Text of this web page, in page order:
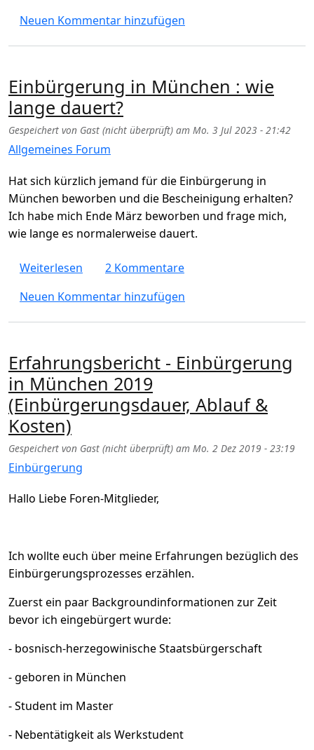
Neuen Kommentar hinzufügen
Einbürgerung in München : wie
lange dauert?
Gespeichert von Gast (nicht überprüft) am Mo. 3 Jul 2023 - 21:42
Allgemeines Forum
Hat sich kürzlich jemand für die Einbürgerung in
München beworben und die Bescheinigung erhalten?
Ich habe mich Ende März beworben und frage mich,
wie lange es normalerweise dauert.
Weiterlesen über Einbürgerung in München : wie lange
2 Kommentare
Neuen Kommentar hinzufügen
Erfahrungsbericht - Einbürgerung
in München 2019
(Einbürgerungsdauer, Ablauf &
Kosten)
Gespeichert von Gast (nicht überprüft) am Mo. 2 Dez 2019 - 23:19
Einbürgerung
Hallo Liebe Foren-Mitglieder,
Ich wollte euch über meine Erfahrungen bezüglich des
Einbürgerungsprozesses erzählen.
Zuerst ein paar Backgroundinformationen zur Zeit
bevor ich eingebürgert wurde:
- bosnisch-herzegowinische Staatsbürgerschaft
- geboren in München
- Student im Master
- Nebentätigkeit als Werkstudent